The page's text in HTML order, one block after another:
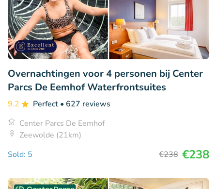
Overnachtingen voor 4 personen bij Center
Parcs De Eemhof Waterfrontsuites
9.2 Perfect • 627 reviews
Center Parcs De Eemhof
Zeewolde (21km)
Sold: 5
€238 €238